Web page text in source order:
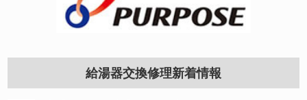
給湯器交換修理新着情報